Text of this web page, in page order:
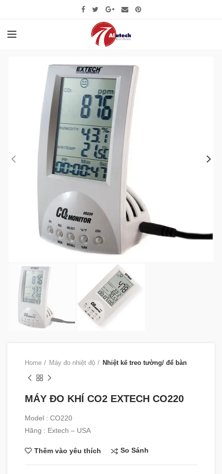
Home Máy đo nhiệt độ Nhiệt kế treo tường/ để bàn
MÁY ĐO KHÍ CO2 EXTECH CO220
Model : CO220
Hãng : Extech – USA
Thêm vào yêu thích So Sánh